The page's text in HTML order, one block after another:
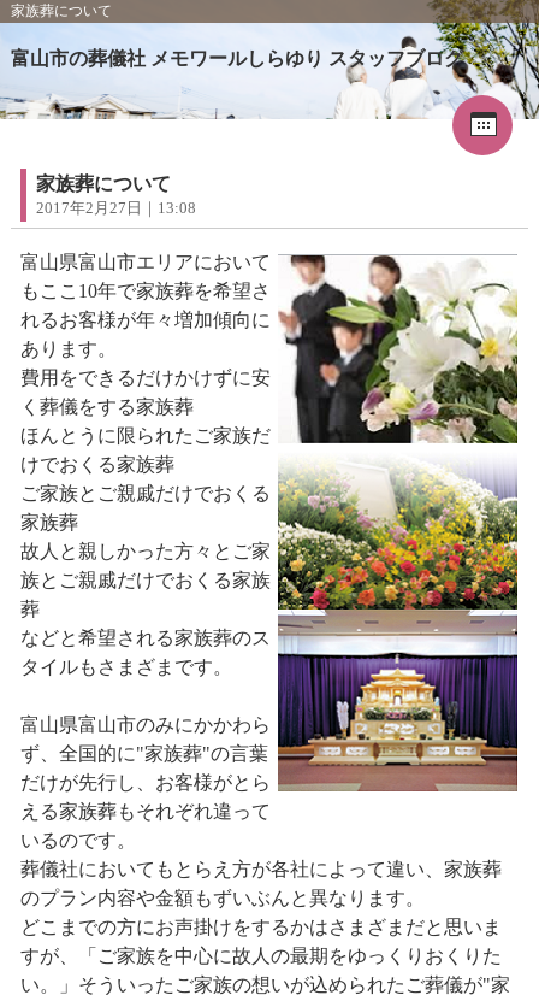
家族葬について
富山市の葬儀社 メモワールしらゆり スタッフブログ
6
7
8
14
15 16
21
22 23 24 25 26
27
28
29 30
家族葬について
2017年2月27日｜13:08
富山県富山市エリアにおいて
もここ10年で家族葬を希望さ
れるお客様が年々増加傾向に
あります。
費用をできるだけかけずに安
く葬儀をする家族葬
ほんとうに限られたご家族だ
けでおくる家族葬
ご家族とご親戚だけでおくる
家族葬
故人と親しかった方々とご家
族とご親戚だけでおくる家族
葬
などと希望される家族葬のス
タイルもさまざまです。
富山県富山市のみにかかわら
ず、全国的に"家族葬"の言葉
だけが先行し、お客様がとら
える家族葬もそれぞれ違って
いるのです。
葬儀社においてもとらえ方が各社によって違い、家族葬
のプラン内容や金額もずいぶんと異なります。
どこまでの方にお声掛けをするかはさまざまだと思いま
すが、「ご家族を中心に故人の最期をゆっくりおくりた
い。」そういったご家族の想いが込められたご葬儀が"家